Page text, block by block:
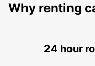
MAZATLAN - MEXICO
Why renting
24 hour